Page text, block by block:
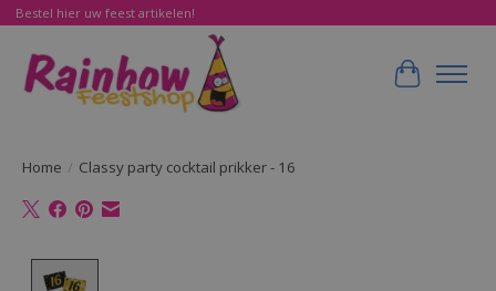
Bestel hier uw feest artikelen!
Home / Classy party cocktail prikker - 16